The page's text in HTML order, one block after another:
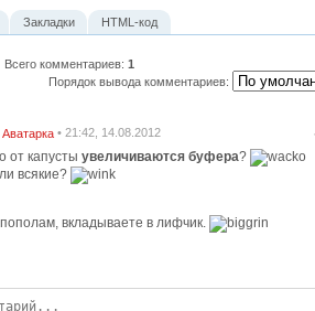
Всего комментариев: 1
Порядок вывода комментариев:
Аватарка • 21:42, 14.08.2012
от капусты увеличиваются буфера?
всякие?
вкладываете в лифчик.
Закладки HTML-код